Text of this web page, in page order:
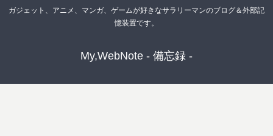
ガジェット、アニメ、マンガ、ゲームが好きなサラリーマンのブログ＆外部記
憶装置です。
My,WebNote - 備忘録 -